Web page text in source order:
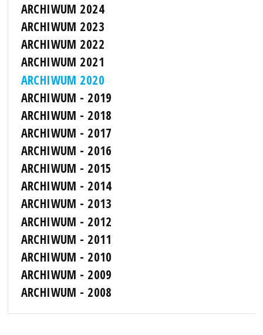
ARCHIWUM 2024
ARCHIWUM 2023
ARCHIWUM 2022
ARCHIWUM 2021
ARCHIWUM 2020
ARCHIWUM - 2019
ARCHIWUM - 2018
ARCHIWUM - 2017
ARCHIWUM - 2016
ARCHIWUM - 2015
ARCHIWUM - 2014
ARCHIWUM - 2013
ARCHIWUM - 2012
ARCHIWUM - 2011
ARCHIWUM - 2010
ARCHIWUM - 2009
ARCHIWUM - 2008